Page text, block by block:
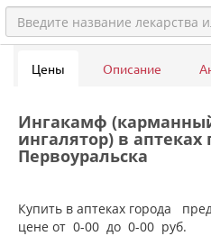
Цены Описание
Ингакамф
ингалятор) в аптеках
Первоуральска
Купить в аптеках города
цене от 0-00 до 0-00 руб.